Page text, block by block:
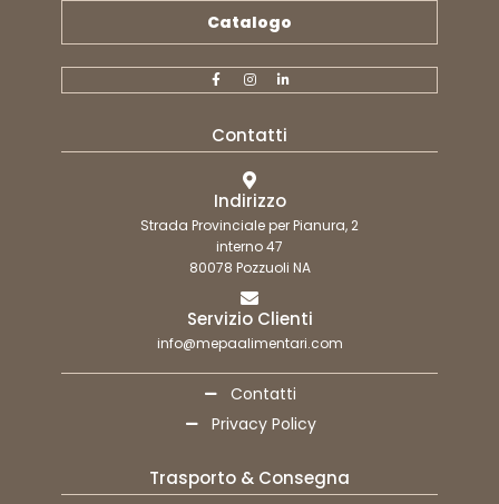
Catalogo
Contatti
Indirizzo
Strada Provinciale per Pianura, 2
interno 47
80078 Pozzuoli NA
Servizio Clienti
info@mepaalimentari.com
Contatti
Privacy Policy
Trasporto & Consegna